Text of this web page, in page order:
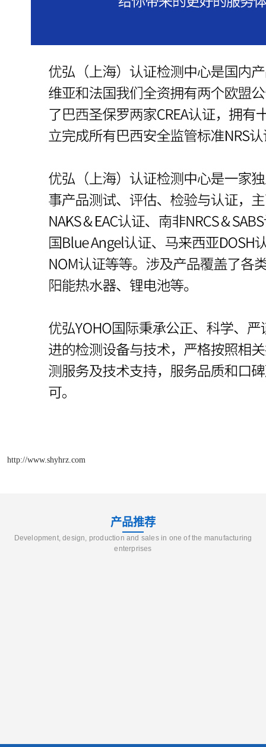
http://www.shyhrz.com
产品推荐
Development, design, production and sales in one of the manufacturing
enterprises